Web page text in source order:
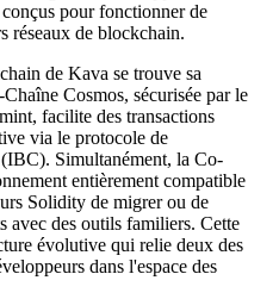
pour fonctionner de
réseaux de blockchain.
de Kava se trouve sa
Cosmos, sécurisée par le
facilite des transactions
via le protocole de
Simultanément, la Co-
entièrement compatible
Solidity de migrer ou de
avec des outils familiers. Cette
évolutive qui relie deux des
dans l'espace des